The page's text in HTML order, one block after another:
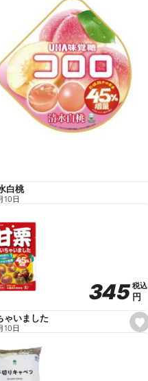
白桃
10日
s
e
345
345税込
税込
円
円
ゃいました
10日